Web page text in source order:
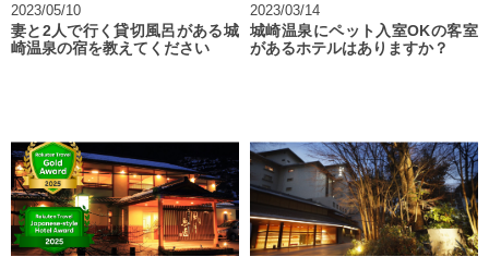
2023/05/10
妻と2人で行く貸切風呂がある城
崎温泉の宿を教えてください
2023/03/14
城崎温泉にペット入室OKの客室
があるホテルはありますか？